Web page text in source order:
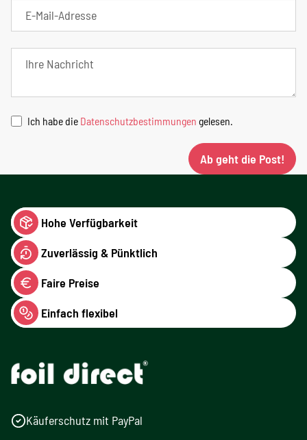
Ich habe die Datenschutzbestimmungen gelesen.
Ab geht die Post!
Hohe Verfügbarkeit
Zuverlässig & Pünktlich
Faire Preise
Einfach flexibel
Käuferschutz mit PayPal